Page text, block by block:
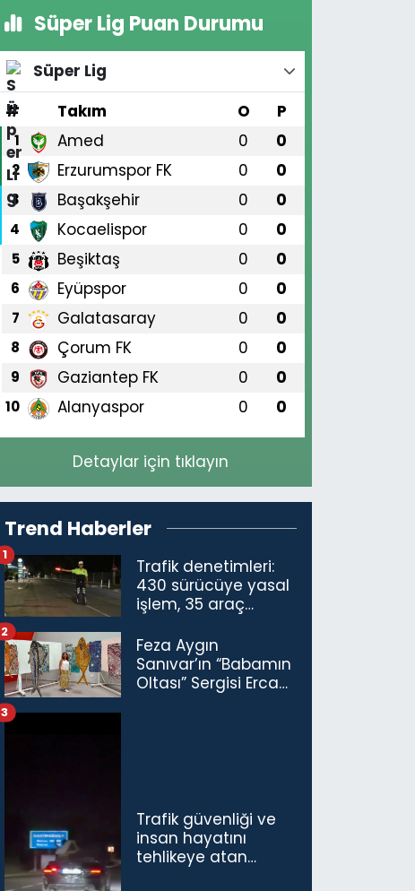
Süper Lig Puan Durumu
Süper Lig
#
Takım O P
1 Amed 0 0
2 Erzurumspor FK 0 0
3 Başakşehir 0 0
4 Kocaelispor 0 0
5 Beşiktaş 0 0
6 Eyüpspor 0 0
7 Galatasaray 0 0
8 Çorum FK 0 0
9 Gaziantep FK 0 0
10 Alanyaspor 0 0
Detaylar için tıklayın
Trend Haberler
Trafik denetimleri:
430 sürücüye yasal
işlem, 35 araç
1
Feza Aygın
Sanıvar’ın “Babamın
Oltası” Sergisi Ercan
2
Trafik güvenliği ve
insan hayatını
tehlikeye atan
3